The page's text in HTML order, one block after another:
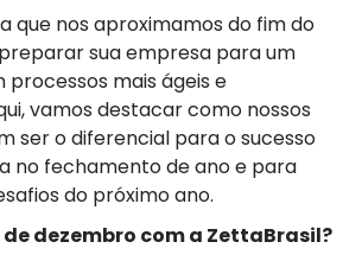
que nos aproximamos do fim do
sua empresa para um
processos mais ágeis e
vamos destacar como nossos
ser o diferencial para o sucesso
no fechamento de ano e para
do próximo ano.
dezembro com a ZettaBrasil?